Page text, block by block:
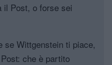
il Post, o forse sei
se Wittgenstein ti piace,
che è partito